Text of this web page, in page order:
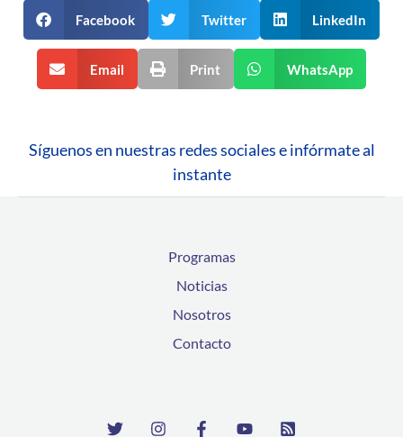
Facebook Twitter LinkedIn
Email Print WhatsApp
Síguenos en nuestras redes sociales e infórmate al
instante
Programas
Noticias
Nosotros
Contacto